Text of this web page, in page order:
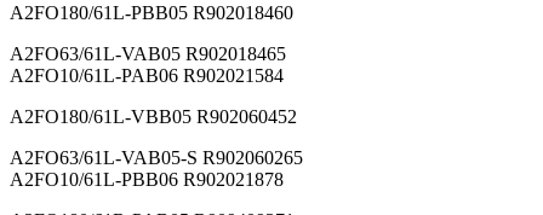
A2FO180/61L-PBB05 R902018460
A2FO63/61L-VAB05 R902018465
A2FO10/61L-PAB06 R902021584
A2FO180/61L-VBB05 R902060452
A2FO63/61L-VAB05-S R902060265
A2FO10/61L-PBB06 R902021878